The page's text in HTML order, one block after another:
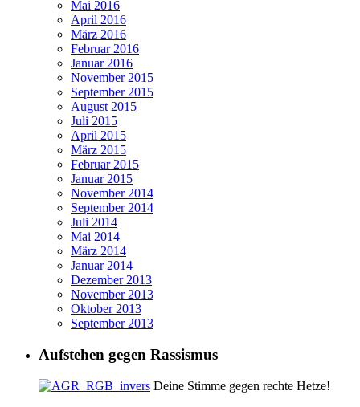
Mai 2016
April 2016
März 2016
Februar 2016
Januar 2016
November 2015
September 2015
August 2015
Juli 2015
April 2015
März 2015
Februar 2015
Januar 2015
November 2014
September 2014
Juli 2014
Mai 2014
März 2014
Januar 2014
Dezember 2013
November 2013
Oktober 2013
September 2013
Aufstehen gegen Rassismus
Deine Stimme gegen rechte Hetze!